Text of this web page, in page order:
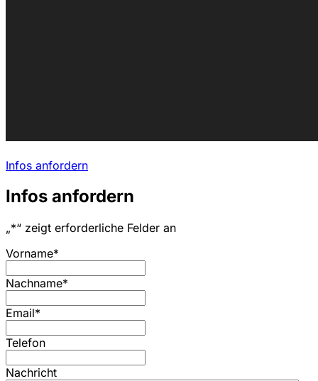
Infos anfordern
Infos anfordern
„*“ zeigt erforderliche Felder an
Vorname*
Nachname*
Email*
Telefon
Nachricht